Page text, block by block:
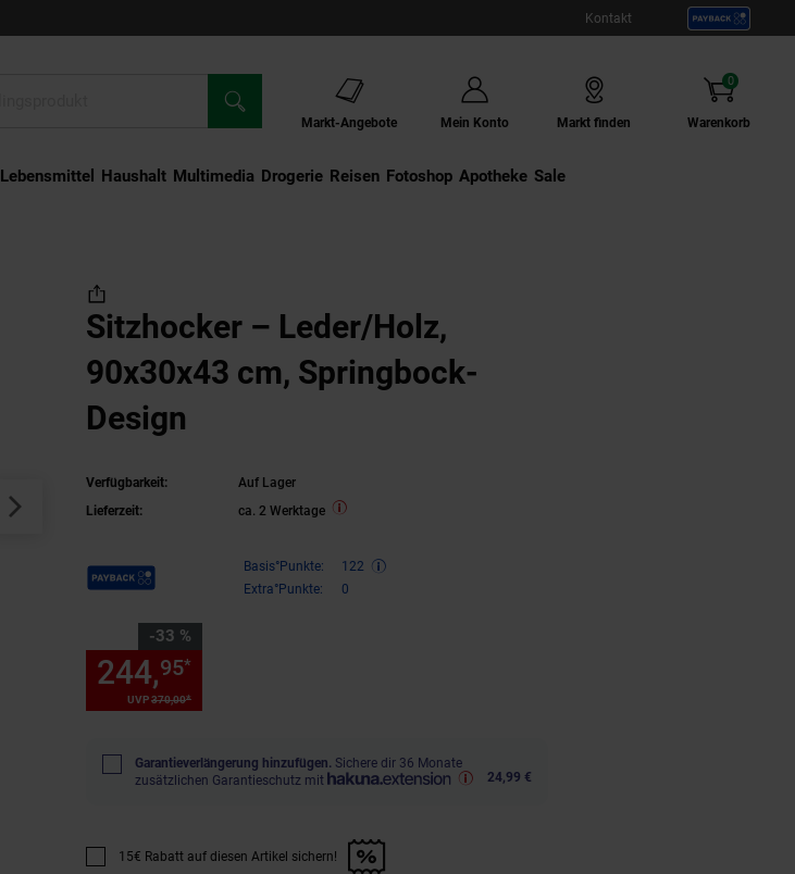
Kontakt
Markt-Angebote Mein Konto Markt finden Warenkorb
0
Artikel
Lebensmittel Haushalt Multimedia Drogerie Externer Link:
Reisen Externer Link:
Fotoshop Externer Link:
Apotheke Sale
Sitzhocker – Leder/Holz,
90x30x43 cm, Springbock-
Design
Verfügbarkeit:
Auf Lager
Lieferzeit:
ca. 2 Werktage
Payback Punkte Basis°Punkte:
122
Extra°Punkte:
0
-33 %
Sie Sparen 33 Prozent,
UVP370,00*
244,95*
Garantieverlängerung hinzufügen. Sichere dir 36 Monate
zusätzlichen Garantieschutz mit
24,99 €
Promotion "15€ Rabatt auf diesen Artikel sichern!" anwenden
15€ Rabatt auf diesen Artikel sichern!